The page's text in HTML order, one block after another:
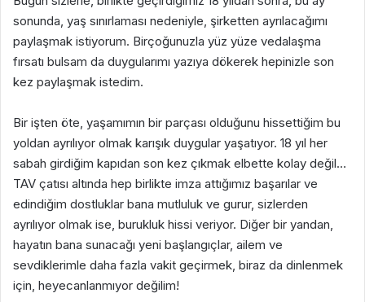
sonunda, yaş sınırlaması nedeniyle, şirketten ayrılacağımı
paylaşmak istiyorum. Birçoğunuzla yüz yüze vedalaşma
fırsatı bulsam da duygularımı yazıya dökerek hepinizle son
kez paylaşmak istedim.
Bir işten öte, yaşamımın bir parçası olduğunu hissettiğim bu
yoldan ayrılıyor olmak karışık duygular yaşatıyor. 18 yıl her
sabah girdiğim kapıdan son kez çıkmak elbette kolay değil…
TAV çatısı altında hep birlikte imza attığımız başarılar ve
edindiğim dostluklar bana mutluluk ve gurur, sizlerden
ayrılıyor olmak ise, burukluk hissi veriyor. Diğer bir yandan,
hayatın bana sunacağı yeni başlangıçlar, ailem ve
sevdiklerimle daha fazla vakit geçirmek, biraz da dinlenmek
için, heyecanlanmıyor değilim!